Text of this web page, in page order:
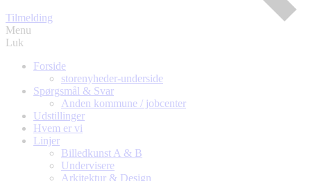
Tilmelding
Menu
Luk
Forside
storenyheder-underside
Spørgsmål & Svar
Anden kommune / jobcenter
Udstillinger
Hvem er vi
Linjer
Billedkunst A & B
Undervisere
Arkitektur & Design